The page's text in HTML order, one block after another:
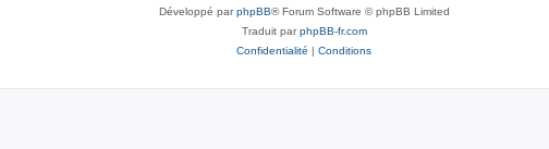
Développé parphpBB® Forum Software © phpBB Limited
Traduit parphpBB-fr.com
Confidentialité | Conditions